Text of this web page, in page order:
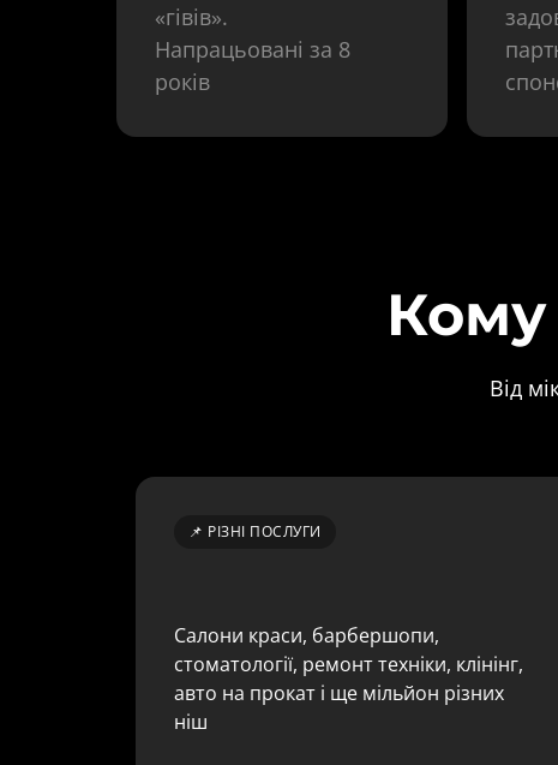
«гівів».
Напрацьовані за 8
років
Кому
Від
📌 РІЗНІ ПОСЛУГИ
Салони краси, барбершопи,
стоматології, ремонт техніки, клінінг,
авто на прокат і ще мільйон різних
ніш